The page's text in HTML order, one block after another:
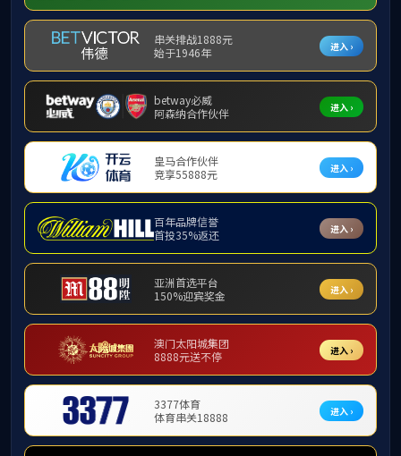
业务领域
南沙大桥海鸥岛立交
返回列表
下一篇：广明高速广州段吴家围互通立交